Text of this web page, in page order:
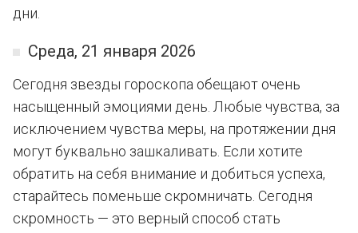
дни.
Среда, 21 января 2026
Сегодня звезды гороскопа обещают очень
насыщенный эмоциями день. Любые чувства, за
исключением чувства меры, на протяжении дня
могут буквально зашкаливать. Если хотите
обратить на себя внимание и добиться успеха,
старайтесь поменьше скромничать. Сегодня
скромность — это верный способ стать